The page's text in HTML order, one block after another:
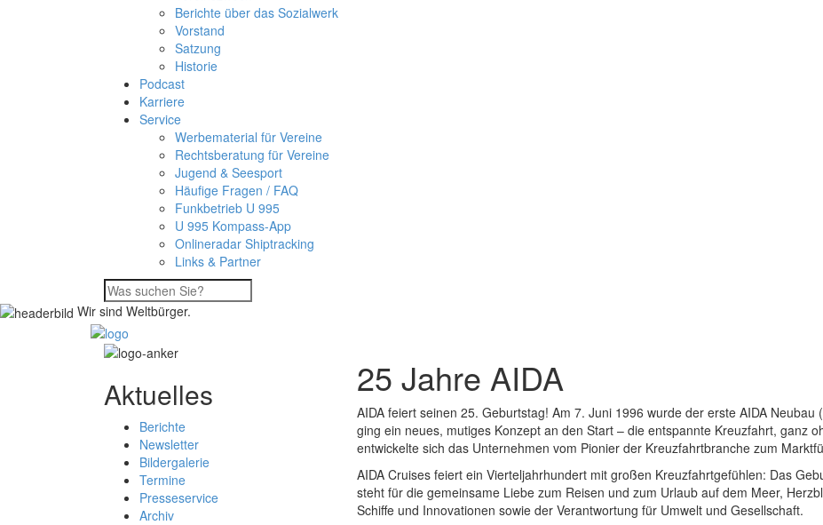
Berichte über das Sozialwerk
Vorstand
Satzung
Historie
Podcast
Karriere
Service
Werbematerial für Vereine
Rechtsberatung für Vereine
Jugend & Seesport
Häufige Fragen / FAQ
Funkbetrieb U 995
U 995 Kompass-App
Onlineradar Shiptracking
Links & Partner
Wir sind Weltbürger.
Aktuelles
Berichte
Newsletter
Bildergalerie
Termine
Presseservice
Archiv
25 Jahre AIDA
AIDA feiert seinen 25. Geburtstag! Am 7. Juni 1996 wurde der erste AIDA
ging ein neues, mutiges Konzept an den Start – die entspannte Kreuzfahrt, ganz
entwickelte sich das Unternehmen vom Pionier der Kreuzfahrtbranche zum
AIDA Cruises feiert ein Vierteljahrhundert mit großen Kreuzfahrtgefühlen: Das
steht für die gemeinsame Liebe zum Reisen und zum Urlaub auf dem Meer,
Schiffe und Innovationen sowie der Verantwortung für Umwelt und Gesellschaft.